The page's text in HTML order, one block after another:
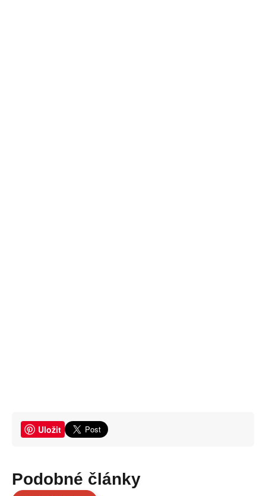
Uložit
Podobné články